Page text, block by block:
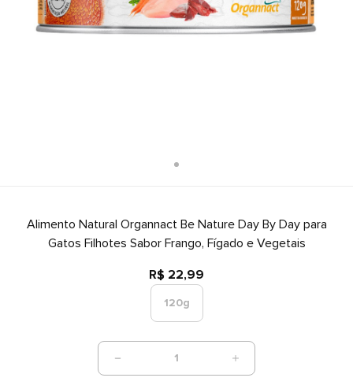
Alimento Natural Organnact Be Nature Day By Day para
Gatos Filhotes Sabor Frango, Fígado e Vegetais
R$ 22,99
120g
1